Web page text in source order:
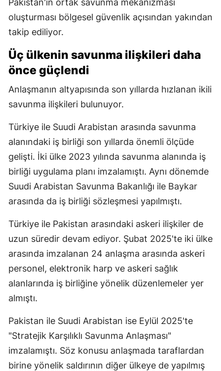
Pakistan'ın ortak savunma mekanizması
oluşturması bölgesel güvenlik açısından yakından
takip ediliyor.
Üç ülkenin savunma ilişkileri daha
önce güçlendi
Anlaşmanın altyapısında son yıllarda hızlanan ikili
savunma ilişkileri bulunuyor.
Türkiye ile Suudi Arabistan arasında savunma
alanındaki iş birliği son yıllarda önemli ölçüde
gelişti. İki ülke 2023 yılında savunma alanında iş
birliği uygulama planı imzalamıştı. Aynı dönemde
Suudi Arabistan Savunma Bakanlığı ile Baykar
arasında da iş birliği sözleşmesi yapılmıştı.
Türkiye ile Pakistan arasındaki askeri ilişkiler de
uzun süredir devam ediyor. Şubat 2025'te iki ülke
arasında imzalanan 24 anlaşma arasında askeri
personel, elektronik harp ve askeri sağlık
alanlarında iş birliğine yönelik düzenlemeler yer
almıştı.
Pakistan ile Suudi Arabistan ise Eylül 2025'te
"Stratejik Karşılıklı Savunma Anlaşması"
imzalamıştı. Söz konusu anlaşmada taraflardan
birine yönelik saldırının diğer ülkeye de yapılmış